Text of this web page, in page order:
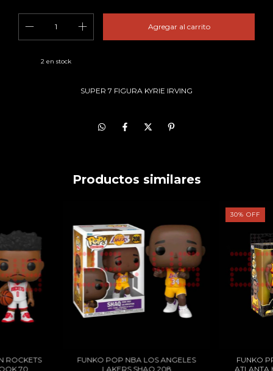
2 en stock
SUPER 7 FIGURA KYRIE IRVING
Productos similares
ROCKETS
70
FUNKO POP NBA LOS ANGELES
LAKERS SHAQ 208
30%OFF
FUNKO
ATLANTA